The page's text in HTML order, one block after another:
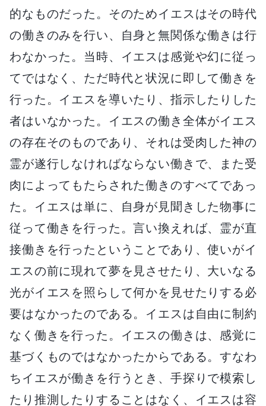
的なものだった。そのためイエスはその時代
の働きのみを行い、自身と無関係な働きは行
わなかった。当時、イエスは感覚や幻に従っ
てではなく、ただ時代と状況に即して働きを
行った。イエスを導いたり、指示したりした
者はいなかった。イエスの働き全体がイエス
の存在そのものであり、それは受肉した神の
霊が遂行しなければならない働きで、また受
肉によってもたらされた働きのすべてであっ
た。イエスは単に、自身が見聞きした物事に
従って働きを行った。言い換えれば、霊が直
接働きを行ったということであり、使いがイ
エスの前に現れて夢を見させたり、大いなる
光がイエスを照らして何かを見せたりする必
要はなかったのである。イエスは自由に制約
なく働きを行った。イエスの働きは、感覚に
基づくものではなかったからである。すなわ
ちイエスが働きを行うとき、手探りで模索し
たり推測したりすることはなく、イエスは容